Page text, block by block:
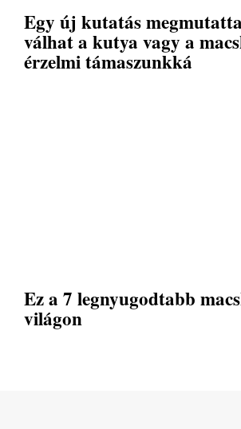
Egy új kutatás
válhat a kutya vagy a
érzelmi támaszunkká
Ez a 7 legnyugodtabb
világon